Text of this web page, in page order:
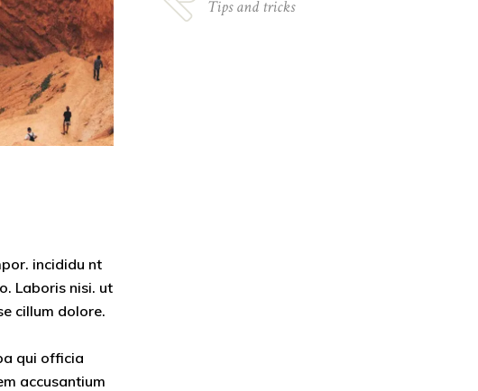
incididu nt
Laboris nisi. ut
cillum dolore.
qui officia
accusantium
Tips and tricks